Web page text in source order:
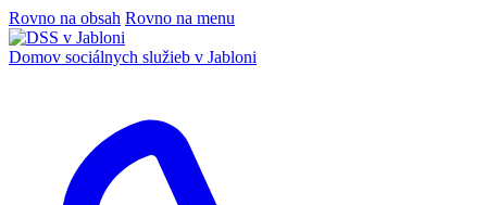
Rovno na obsah Rovno na menu
Domov sociálnych služieb v Jabloni